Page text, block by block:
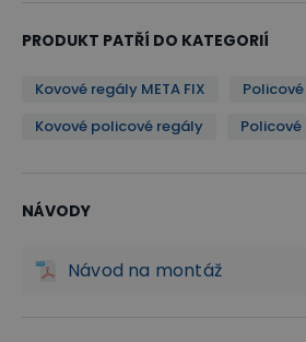
PRODUKT PATŘÍ DO KATEGORIÍ
Kovové regály META FIX
Kovové policové regály
NÁVODY
Návod na montáž